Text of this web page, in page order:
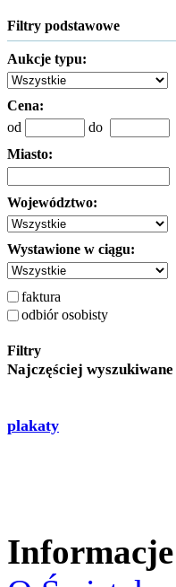
Filtry podstawowe
Aukcje typu:
Cena:
od
do
Miasto:
Województwo:
Wystawione w ciągu:
faktura
odbiór osobisty
Filtry
Najczęściej wyszukiwane
plakaty